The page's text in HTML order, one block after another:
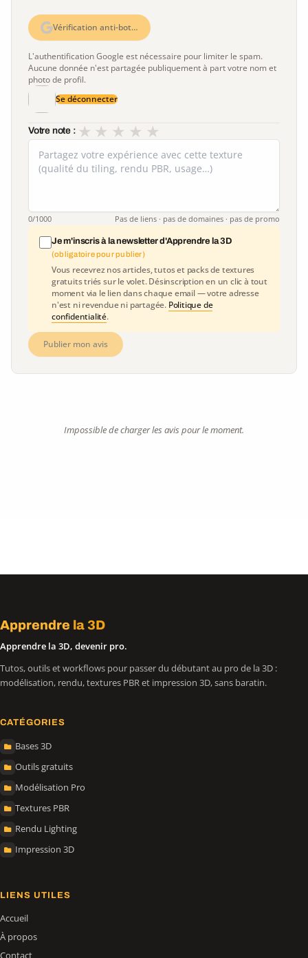
Vérification anti-bot…
L'authentification Google est nécessaire pour limiter le spam.
Aucune donnée n'est partagée publiquement à part votre nom et
photo de profil.
Se déconnecter
Votre note : ★
★
★
★
★
0/1000 Pas de liens · pas de domaines · pas de promo
Je m'inscris à la newsletter d'Apprendre la 3D
(obligatoire pour publier)
Vous recevrez nos articles, tutos et packs de textures
gratuits triés sur le volet. Désinscription en un clic à tout
moment via le lien dans chaque email — votre adresse
n'est ni revendue ni partagée. Politique de
confidentialité.
Publier mon avis
Impossible de charger les avis pour le moment.
Apprendre la 3D
Apprendre la 3D, devenir pro.
Tutos, outils et workflows pour passer du débutant au pro de la 3D :
modélisation, rendu, textures PBR et impression 3D, sans baratin.
CATÉGORIES
Bases 3D
Outils gratuits
Modélisation Pro
Textures PBR
Rendu Lighting
Impression 3D
LIENS UTILES
Accueil
À propos
Contact